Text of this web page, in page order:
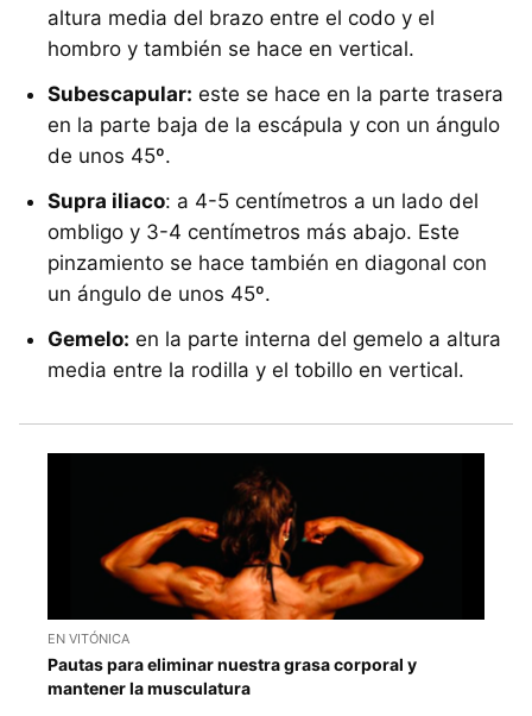
altura media del brazo entre el codo y el
hombro y también se hace en vertical.
Subescapular: este se hace en la parte trasera
en la parte baja de la escápula y con un ángulo
de unos 45º.
Supra iliaco: a 4-5 centímetros a un lado del
ombligo y 3-4 centímetros más abajo. Este
pinzamiento se hace también en diagonal con
un ángulo de unos 45º.
Gemelo: en la parte interna del gemelo a altura
media entre la rodilla y el tobillo en vertical.
EN VITÓNICA
Pautas para eliminar nuestra grasa corporal y
mantener la musculatura